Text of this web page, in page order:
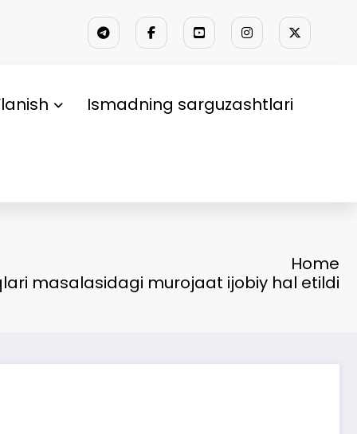
Ismadning sarguzashtlari
Home
masalasidagi murojaat ijobiy hal etildi